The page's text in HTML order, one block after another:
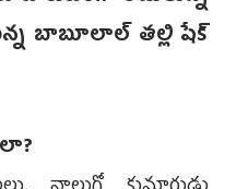
బాబూలాల్‌ తల్లి షేక్‌